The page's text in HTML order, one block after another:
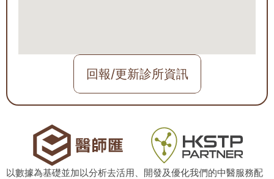
回報/更新診所資訊
以數據為基礎並加以分析去活用、開發及優化我們的中醫服務配